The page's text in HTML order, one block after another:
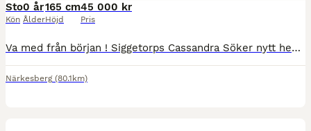
Sto
Kön
0 år
Ålder
165 cm
Höjd
45 000 kr
Pris
Va med från början ! Siggetorps Cassandra Söker nytt hem till hösten/vintern. Då är hon avmaskad, vacc, har pass. Hon är en framåt social stor ståtlig tjej ! En blickfångare! För fler bilder o mer info besök Facebook sidan Siggetorps Irishcob Priset är ink moms
Närkesberg (80.1km)